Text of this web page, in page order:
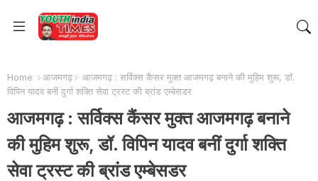
Home आजमगढ़
आजमगढ़ : सर्विक्स कैंसर मुक्त आजमगढ़ बनाने की मुहिम शुरू, डॉ.
विपिन यादव बनीं दुर्गा शक्ति सेवा ट्रस्ट की ब्रांड एम्बेसडर
आजमगढ़ : सर्विक्स कैंसर मुक्त आजमगढ़ बनाने
की मुहिम शुरू, डॉ. विपिन यादव बनीं दुर्गा शक्ति
सेवा ट्रस्ट की ब्रांड एम्बेसडर